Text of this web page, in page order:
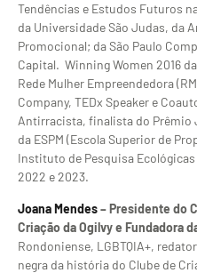
Tendências e Estudos Futuros
da Universidade São Judas, da
Promocional; da São Paulo
Capital. Winning Women 2016
Rede Mulher Empreendedora
Company, TEDx Speaker e
Antirracista, finalista do Prêmio
da ESPM (Escola Superior de
Instituto de Pesquisa
2022 e 2023.
Joana Mendes– Presidente do
Criação da Ogilvy e Fundadora
Rondoniense, LGBTQIA+,
negra da história do Clube de